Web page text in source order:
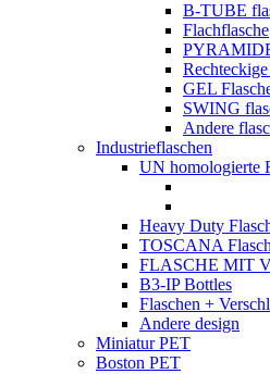
B-TUBE
Flachflasche
GEL
SWING
Andere
Industrieflaschen
UN homologierte
Heavy Duty
TOSCANA
FLASCHE MIT
B3-IP Bottles
Flaschen +
Andere design
Miniatur PET
Boston PET